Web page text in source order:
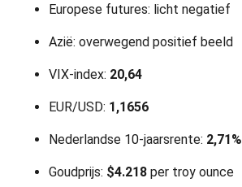
Europese futures: licht negatief
Azië: overwegend positief beeld
VIX-index: 20,64
EUR/USD: 1,1656
Nederlandse 10-jaarsrente: 2,71%
Goudprijs: $4.218 per troy ounce